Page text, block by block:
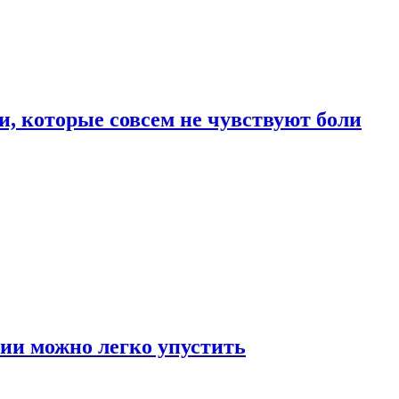
совсем не чувствуют боли
можно легко упустить